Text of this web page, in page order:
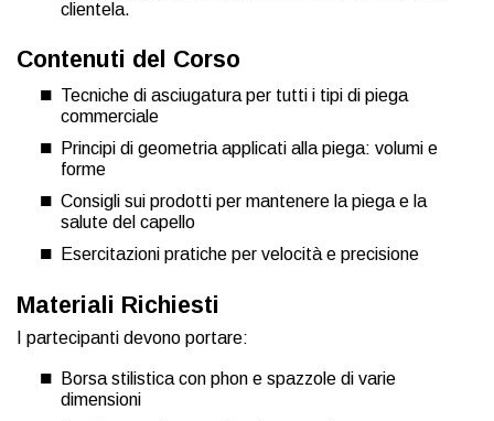
clientela.
Contenuti del Corso
Tecniche di asciugatura per tutti i tipi di piega
commerciale
Principi di geometria applicati alla piega: volumi e
forme
Consigli sui prodotti per mantenere la piega e la
salute del capello
Esercitazioni pratiche per velocità e precisione
Materiali Richiesti
I partecipanti devono portare:
Borsa stilistica con phon e spazzole di varie
dimensioni